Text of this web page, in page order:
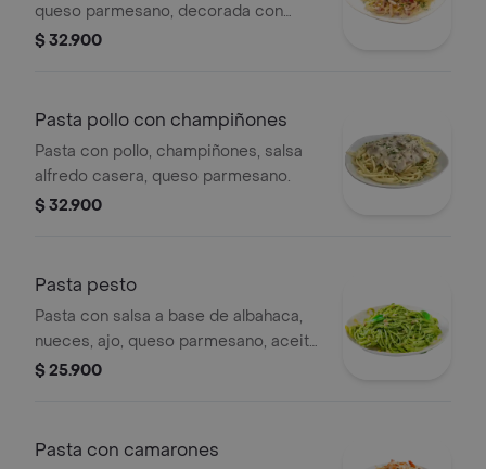
queso parmesano, decorada con
perejil.
$ 32.900
Pasta pollo con champiñones
Pasta con pollo, champiñones, salsa
alfredo casera, queso parmesano.
$ 32.900
Pasta pesto
Pasta con salsa a base de albahaca,
nueces, ajo, queso parmesano, aceite
de oliva. fantastica opcion
$ 25.900
Pasta con camarones